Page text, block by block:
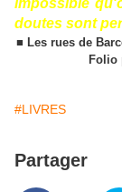
impossible
doutes sont
■ Les rues de
Folio
#LIVRES
Partager